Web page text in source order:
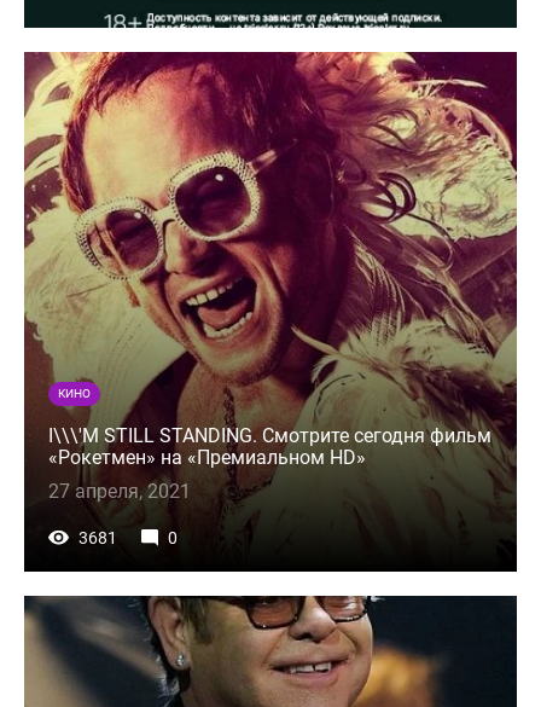
КИНО
I\\\'M STILL STANDING. Смотрите сегодня фильм
«Рокетмен» на «Премиальном HD»
27 апреля, 2021
3681 0